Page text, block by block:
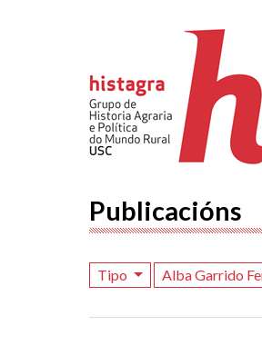
Publicacións
Tipo Alba Garrido